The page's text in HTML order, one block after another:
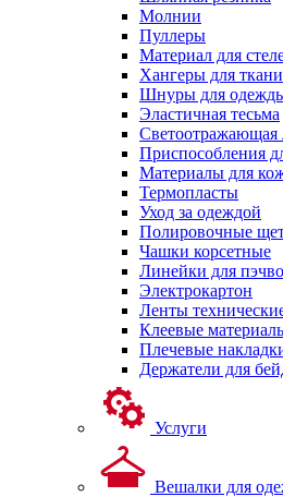
Молнии
Пуллеры
Материал для
Хангеры для ткани
Шнуры для
Эластичная тесьма
Светоотражающая
Приспособления
Материалы для
Термопласты
Уход за одеждой
Полировочные
Чашки корсетные
Линейки для
Электрокартон
Ленты
Клеевые
Плечевые
Держатели для
Услуги
Вешалки для